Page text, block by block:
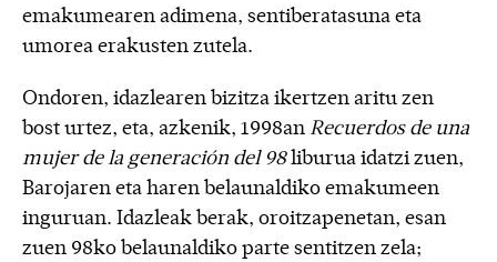
emakumearen adimena, sentiberatasuna eta
umorea erakusten zutela.
Ondoren, idazlearen bizitza ikertzen aritu zen
bost urtez, eta, azkenik, 1998anRecuerdos de una
mujer de la generación del 98liburua idatzi zuen,
Barojaren eta haren belaunaldiko emakumeen
inguruan. Idazleak berak, oroitzapenetan, esan
zuen 98ko belaunaldiko parte sentitzen zela;